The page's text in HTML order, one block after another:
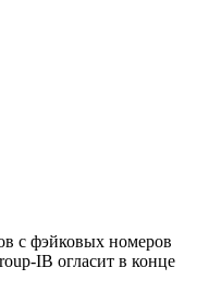
с фэйковых номеров
IB огласит в конце